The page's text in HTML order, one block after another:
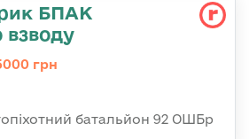
БПАК
взводу
грн
батальйон 92 ОШБр